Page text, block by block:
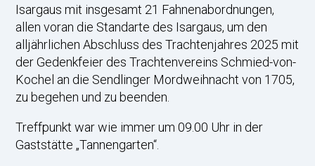
Isargaus mit insgesamt 21 Fahnenabordnungen,
allen voran die Standarte des Isargaus, um den
alljährlichen Abschluss des Trachtenjahres 2025 mit
der Gedenkfeier des Trachtenvereins Schmied-von-
Kochel an die Sendlinger Mordweihnacht von 1705,
zu begehen und zu beenden.
Treffpunkt war wie immer um 09.00 Uhr in der
Gaststätte „Tannengarten“.